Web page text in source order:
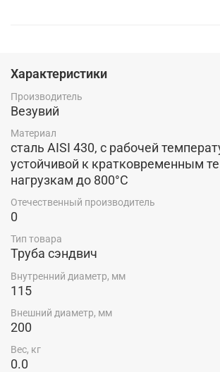
Характеристики
Производитель
Везувий
Материал
сталь AISI 430, с рабочей
устойчивой к кратковременным
нагрузкам до 800°C
Отечественный производитель
0
Тип товара
Труба сэндвич
Внутренний диаметр, мм
115
Внешний диаметр, мм
200
Вес, кг
0.0